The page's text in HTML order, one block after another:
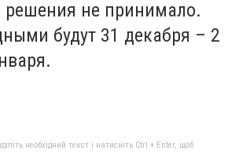
решения не принимало.
будут 31 декабря – 2
необхідний текст і натисніть Ctrl + Enter, щоб